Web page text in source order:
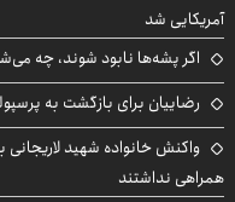
آمریکایی شد
اگر پشه‌ها نابود شوند، چه
رضاییان برای بازگشت به
واکنش خانواده شهید
همراهی نداشتند